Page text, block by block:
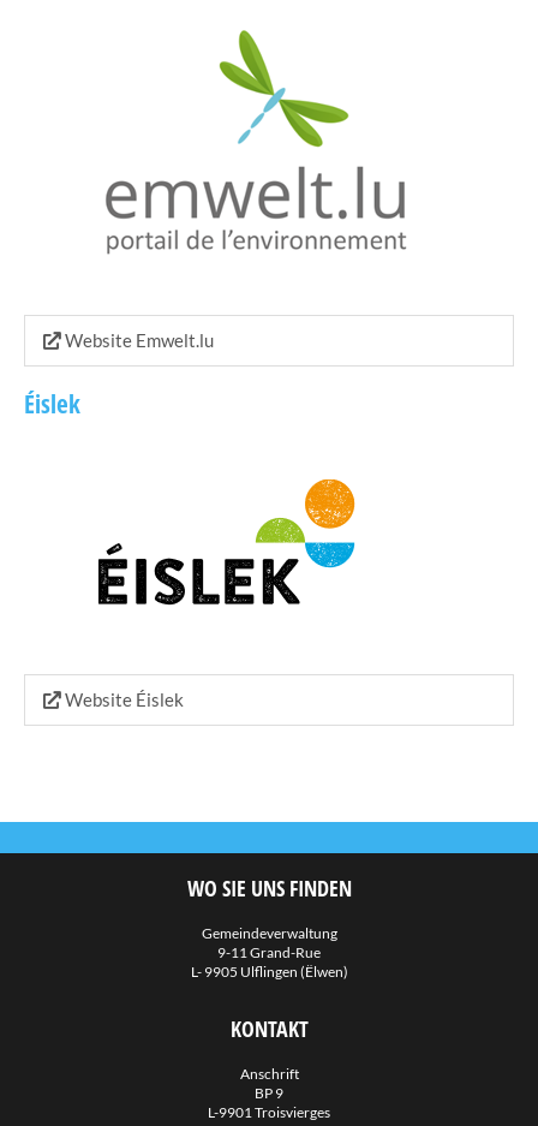
Website Emwelt.lu
Éislek
Website Éislek
WO SIE UNS FINDEN
Gemeindeverwaltung
9-11 Grand-Rue
L- 9905 Ulflingen (Ëlwen)
KONTAKT
Anschrift
BP 9
L-9901 Troisvierges